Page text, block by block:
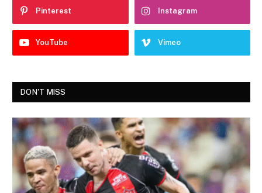
Pinterest Instagram
YouTube Vimeo
DON'T MISS